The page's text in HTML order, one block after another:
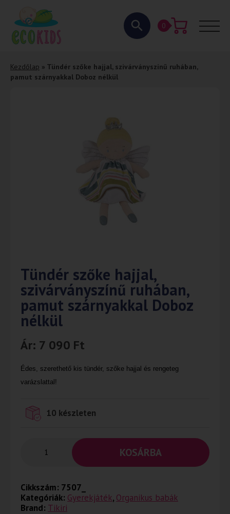
0
Kezdőlap » Tündér szőke hajjal, szivárványszínű ruhában,
pamut szárnyakkal Doboz nélkül
Tündér szőke hajjal,
szivárványszínű ruhában,
pamut szárnyakkal Doboz
nélkül
Ár: 7 090 Ft
Édes, szerethető kis tündér, szőke hajjal és rengeteg
varázslattal!
10 készleten
KOSÁRBA
Cikkszám: 7507_
Kategóriák: Gyerekjáték, Organikus babák
Brand: Tikiri